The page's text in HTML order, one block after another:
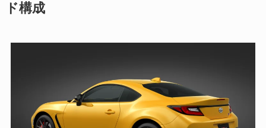
ド構成